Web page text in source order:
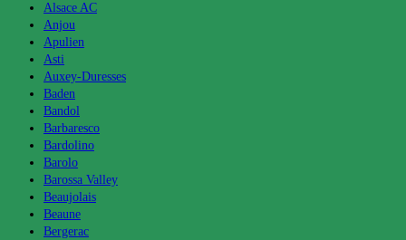
Alsace AC
Anjou
Apulien
Asti
Auxey-Duresses
Baden
Bandol
Barbaresco
Bardolino
Barolo
Barossa Valley
Beaujolais
Beaune
Bergerac